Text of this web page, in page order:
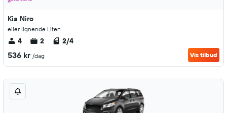
Kia Niro
eller lignende Liten
4 2 2/4
536 kr /dag Vis tilbud